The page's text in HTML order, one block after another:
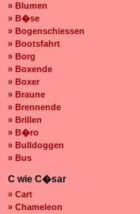
» Blumen
» B�se
» Bogenschiessen
» Bootsfahrt
» Borg
» Boxende
» Boxer
» Braune
» Brennende
» Brillen
» B�ro
» Bulldoggen
» Bus
C wie C�sar
» Cart
» Chameleon